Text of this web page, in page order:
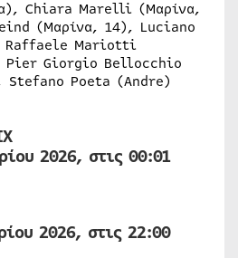
Chiara Marelli (Μαρίνα,
(Μαρίνα, 14), Luciano
Raffaele Mariotti
Pier Giorgio Bellocchio
Stefano Poeta (Andre)
2026, στις 00:01
2026, στις 22:00